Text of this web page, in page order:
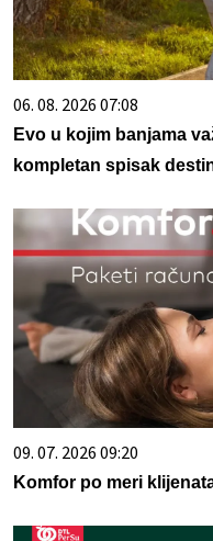
06. 08. 2026 07:08
Evo u kojim banjama
kompletan spisak
09. 07. 2026 09:20
Komfor po meri